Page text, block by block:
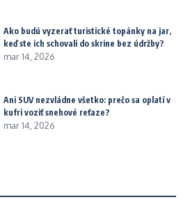
Ako budú vyzerať turistické topánky na jar,
keď ste ich schovali do skrine bez údržby?
mar 14, 2026
Ani SUV nezvládne všetko: prečo sa oplatí v
kufri voziť snehové reťaze?
mar 14, 2026